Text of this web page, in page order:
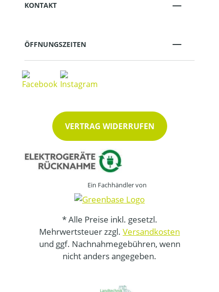
KONTAKT
ÖFFNUNGSZEITEN
VERTRAG WIDERRUFEN
Ein Fachhändler von
* Alle Preise inkl. gesetzl.
Mehrwertsteuer zzgl. Versandkosten
und ggf. Nachnahmegebühren, wenn
nicht anders angegeben.